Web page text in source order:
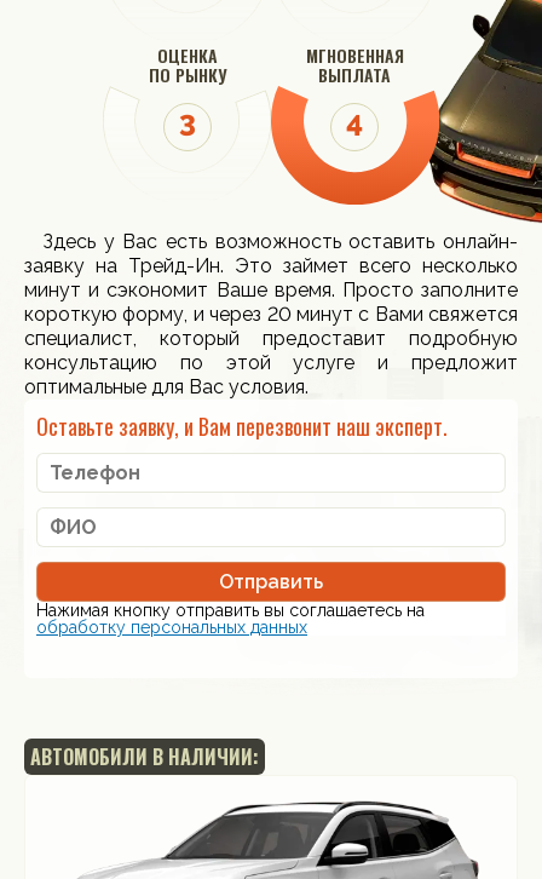
ОЦЕНКА
ПО РЫНКУ
МГНОВЕННАЯ
ВЫПЛАТА
Здесь у Вас есть возможность оставить онлайн-
заявку на Трейд-Ин. Это займет всего несколько
минут и сэкономит Ваше время. Просто заполните
короткую форму, и через 20 минут с Вами свяжется
специалист, который предоставит подробную
консультацию по этой услуге и предложит
оптимальные для Вас условия.
Оставьте заявку, и Вам перезвонит наш эксперт.
Отправить
Нажимая кнопку отправить вы соглашаетесь на
обработку персональных данных
АВТОМОБИЛИ В НАЛИЧИИ: